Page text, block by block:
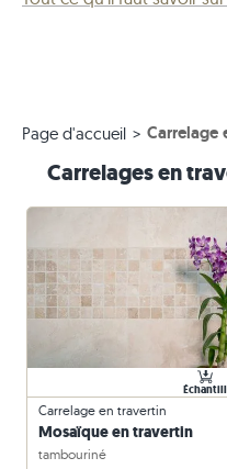
Page d'accueil Carrelage
Carrelages en
Carrelage en travertin
Mosaïque en travertin
tambouriné